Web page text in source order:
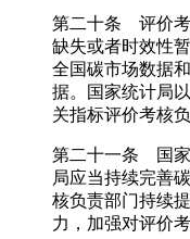
第二十条 评价考
缺失或者时效性
全国碳市场数据
据。国家统计局
关指标评价考核
第二十一条 国家
局应当持续完善
核负责部门持续
力，加强对评价